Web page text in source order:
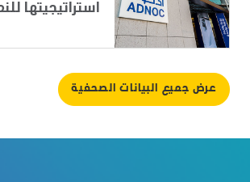
استراتيجيتها
عرض جميع البيانات الصحفية